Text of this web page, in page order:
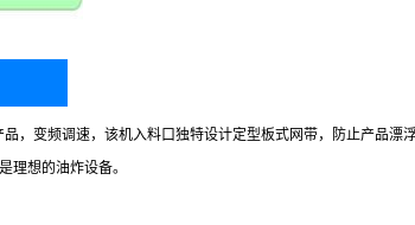
，变频调速，该机入料口独特设计定型板式网带，防止产品
理想的油炸设备。